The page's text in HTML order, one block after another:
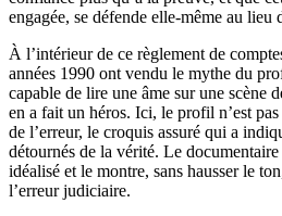
engagée, se défende elle-même au lieu
À l’intérieur de ce règlement de
années 1990 ont vendu le mythe du
capable de lire une âme sur une scène
en a fait un héros. Ici, le profil n’est
de l’erreur, le croquis assuré qui a
détournés de la vérité. Le
idéalisé et le montre, sans hausser le
l’erreur judiciaire.